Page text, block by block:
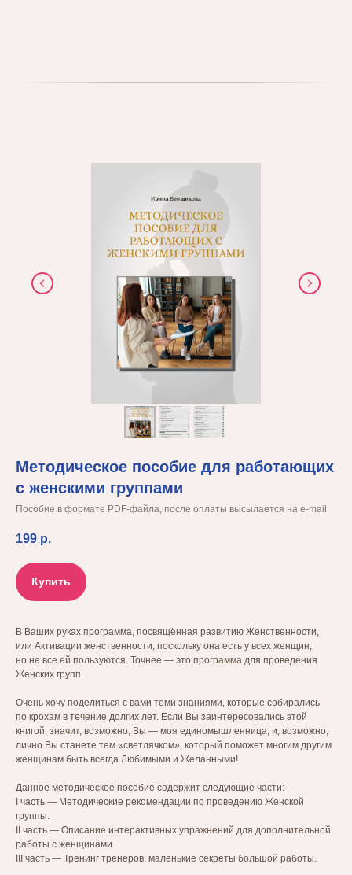
Методическое пособие для работающих
с женскими группами
Пособие в формате PDF-файла, после оплаты высылается на e-mail
199 р.
Купить
В Ваших руках программа, посвящённая развитию Женственности,
или Активации женственности, поскольку она есть у всех женщин,
но не все ей пользуются. Точнее — это программа для проведения
Женских групп.
Очень хочу поделиться с вами теми знаниями, которые собирались
по крохам в течение долгих лет. Если Вы заинтересовались этой
книгой, значит, возможно, Вы — моя единомышленница, и, возможно,
лично Вы станете тем «светлячком», который поможет многим другим
женщинам быть всегда Любимыми и Желанными!
Данное методическое пособие содержит следующие части:
I часть — Методические рекомендации по проведению Женской
группы.
II часть — Описание интерактивных упражнений для дополнительной
работы с женщинами.
III часть — Тренинг тренеров: маленькие секреты большой работы.